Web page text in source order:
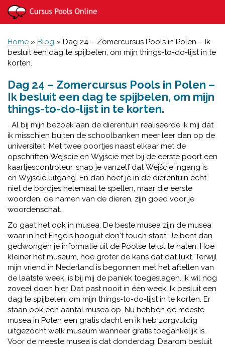
Home » Blog » Dag 24 – Zomercursus Pools in Polen – Ik
besluit een dag te spijbelen, om mijn things-to-do-lijst in te
korten.
Dag 24 – Zomercursus Pools in Polen –
Ik besluit een dag te spijbelen, om mijn
things-to-do-lijst in te korten.
Al bij mijn bezoek aan de dierentuin realiseerde ik mij dat
ik misschien buiten de schoolbanken meer leer dan op de
universiteit. Met twee poortjes naast elkaar met de
opschriften Wejście en Wyjście met bij de eerste poort een
kaartjescontroleur, snap je vanzelf dat Wejście ingang is
en Wyjście uitgang. En dan hoef je in de dierentuin echt
niet de bordjes helemaal te spellen, maar die eerste
woorden, de namen van de dieren, zijn goed voor je
woordenschat.
Zo gaat het ook in musea. De beste musea zijn de musea
waar in het Engels hooguit don't touch staat. Je bent dan
gedwongen je informatie uit de Poolse tekst te halen. Hoe
kleiner het museum, hoe groter de kans dat dat lukt. Terwijl
mijn vriend in Nederland is begonnen met het aftellen van
de laatste week, is bij mij de paniek toegeslagen. Ik wil nog
zoveel doen hier. Dat past nooit in één week. Ik besluit een
dag te spijbelen, om mijn things-to-do-lijst in te korten. Er
staan ook een aantal musea op. Nu hebben de meeste
musea in Polen een gratis dacht en ik heb zorgvuldig
uitgezocht welk museum wanneer gratis toegankelijk is.
Voor de meeste musea is dat donderdag. Daarom besluit